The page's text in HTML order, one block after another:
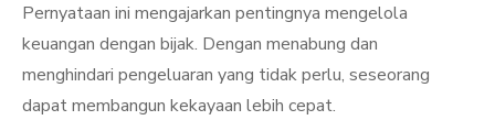
Pernyataan ini mengajarkan pentingnya mengelola
keuangan dengan bijak. Dengan menabung dan
menghindari pengeluaran yang tidak perlu, seseorang
dapat membangun kekayaan lebih cepat.